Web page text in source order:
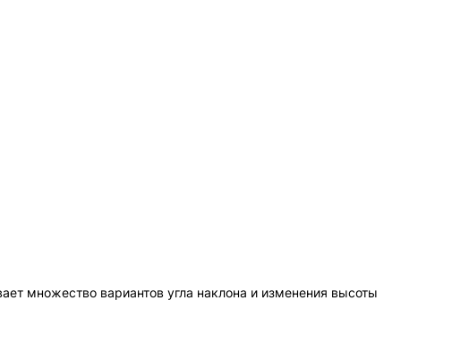
множество вариантов угла наклона и изменения высоты